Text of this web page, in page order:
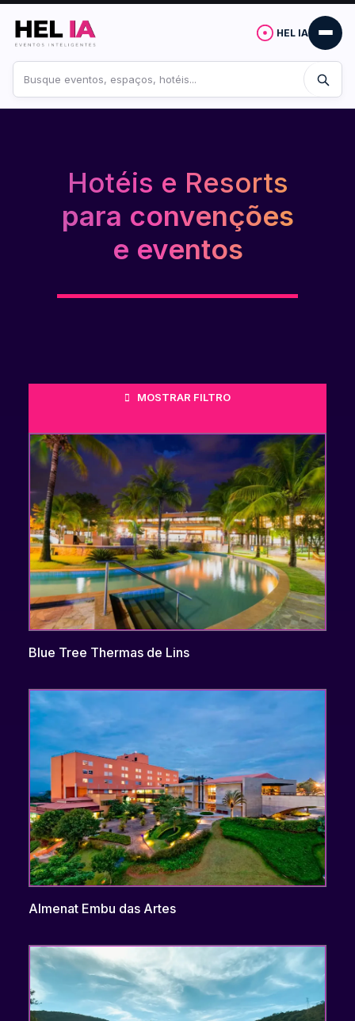
HEL IA
no
site
Hotéis e Resorts
para convenções
e eventos
MOSTRAR FILTRO
Blue Tree Thermas de Lins
Almenat Embu das Artes